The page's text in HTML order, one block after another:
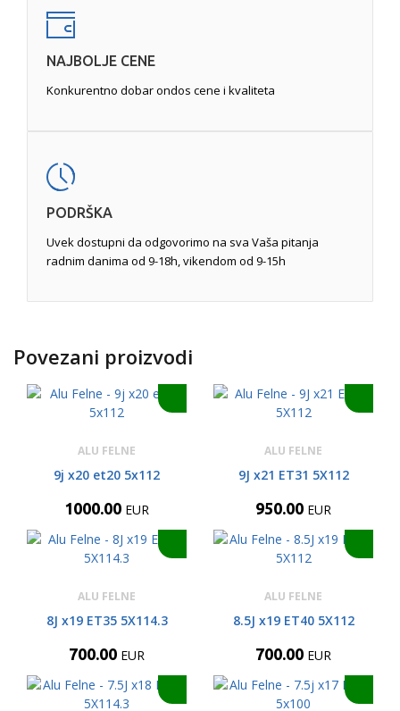
NAJBOLJE CENE
Konkurentno dobar ondos cene i kvaliteta
PODRŠKA
Uvek dostupni da odgovorimo na sva Vaša pitanja
radnim danima od 9-18h, vikendom od 9-15h
Povezani proizvodi
ALU FELNE
9j x20 et20 5x112
1000.00 EUR
ALU FELNE
9J x21 ET31 5X112
950.00 EUR
ALU FELNE
8J x19 ET35 5X114.3
700.00 EUR
ALU FELNE
8.5J x19 ET40 5X112
700.00 EUR